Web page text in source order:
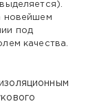
новейшем
под
качества.